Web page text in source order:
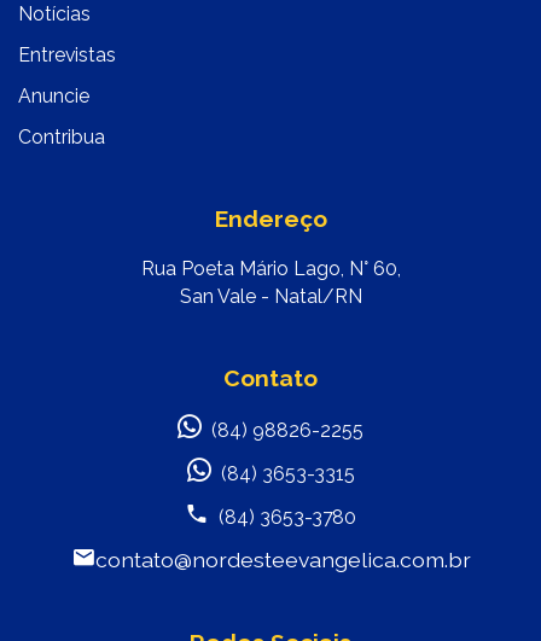
Notícias
Entrevistas
Anuncie
Contribua
Endereço
Rua Poeta Mário Lago, N° 60,
San Vale - Natal/RN
Contato
(84) 98826-2255
(84) 3653-3315
(84) 3653-3780
contato@nordesteevangelica.com.br